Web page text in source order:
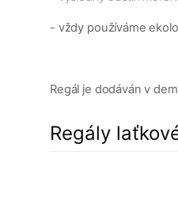
- vždy používáme
Regál je dodáván v
Regály